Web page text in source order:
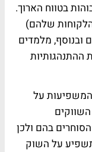
בטווח הארוך.
שלהם)
ובנוסף, מלמדים
על
בהם ולכן
על השוק